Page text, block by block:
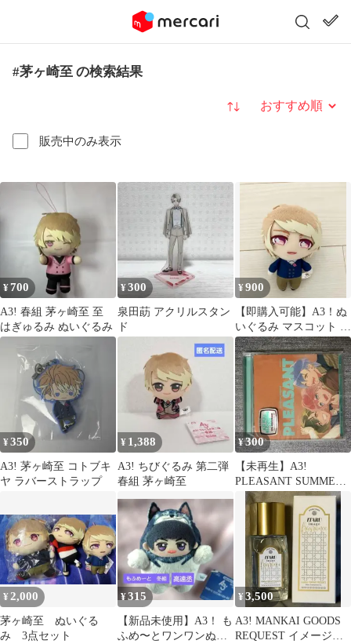
#茅ヶ崎至 の検索結果
販売中のみ表示
並び替え
¥700
A3! 春組 茅ヶ崎至 至
はぎゅるみ ぬいぐるみ
¥300
泉田莇 アクリルスタン
ド
¥900
【即購入可能】A3！ぬ
いぐるみ マスコット 茅
ケ崎至 キャラクターグ
ッズ
¥350
A3! 茅ヶ崎至 コトブキ
ヤ ラバーストラップ
¥ 1,388
A3! ちびぐるみ 第二弾
春組 茅ヶ崎至
¥300
【未再生】A3!
PLEASANT SUMMER
EP
¥2,000
茅ヶ崎至 ぬいぐる
み 3点セット
¥315
【新品未使用】A3！ も
ふめ〜とワンワンぬい
¥3,500
A3! MANKAI GOODS
REQUEST イメージフ